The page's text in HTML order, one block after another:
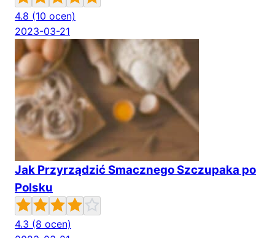
4.8 (10 ocen)
2023-03-21
Jak Przyrządzić Smacznego Szczupaka po
Polsku
4.3 (8 ocen)